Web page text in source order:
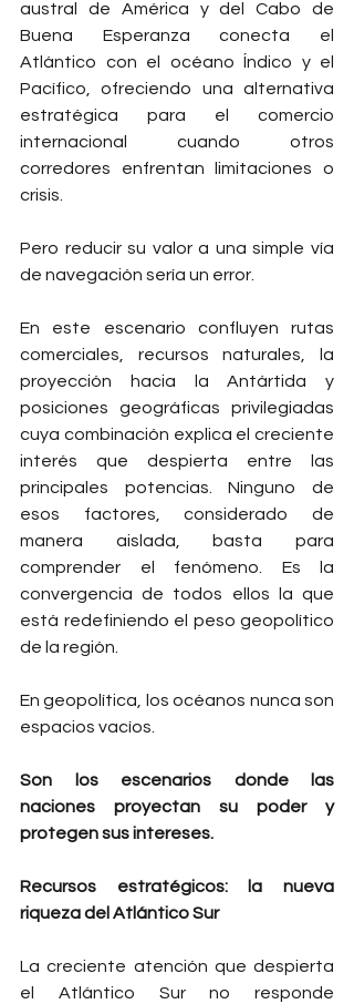
austral de América y del Cabo de
Buena Esperanza conecta el
Atlántico con el océano Índico y el
Pacífico, ofreciendo una alternativa
estratégica para el comercio
internacional cuando otros
corredores enfrentan limitaciones o
crisis.
Pero reducir su valor a una simple vía
de navegación sería un error.
En este escenario confluyen rutas
comerciales, recursos naturales, la
proyección hacia la Antártida y
posiciones geográficas privilegiadas
cuya combinación explica el creciente
interés que despierta entre las
principales potencias. Ninguno de
esos factores, considerado de
manera aislada, basta para
comprender el fenómeno. Es la
convergencia de todos ellos la que
está redefiniendo el peso geopolítico
de la región.
En geopolítica, los océanos nunca son
espacios vacíos.
Son los escenarios donde las
naciones proyectan su poder y
protegen sus intereses.
Recursos estratégicos: la nueva
riqueza del Atlántico Sur
La creciente atención que despierta
el Atlántico Sur no responde